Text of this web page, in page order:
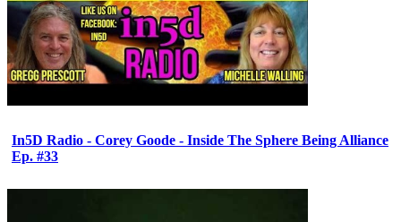
In5D Radio - Corey Goode - Inside The Sphere Being Alliance
Ep. #33